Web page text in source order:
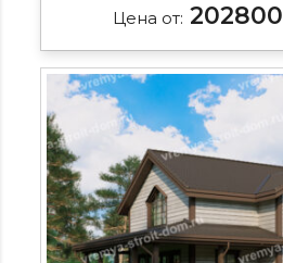
Цена от: